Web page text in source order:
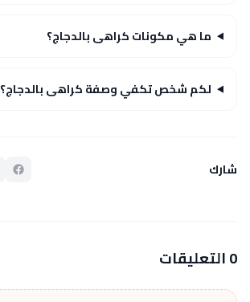
ما هي مكونات كراهى بالدجاج؟
لكم شخص تكفي وصفة كراهى بالدجاج؟
شارك
0 التعليقات